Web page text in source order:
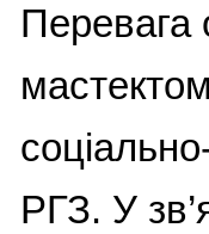
Перевага
РГЗ. У